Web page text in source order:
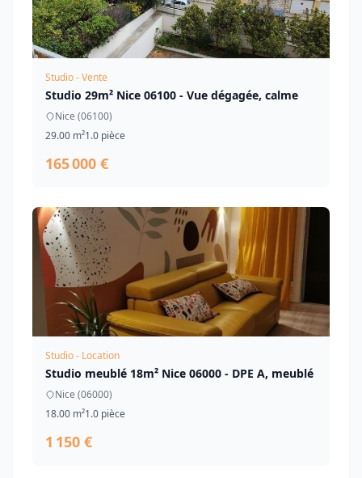
Studio - Vente
Studio 29m² Nice 06100 - Vue dégagée, calme
Nice (06100)
29.00 m²1.0 pièce
165 000 €
Studio - Location
Studio meublé 18m² Nice 06000 - DPE A, meublé
Nice (06000)
18.00 m²1.0 pièce
1 150 €